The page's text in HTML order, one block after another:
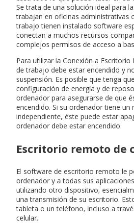
Se trata de una solución ideal para
trabajan en oficinas administrativas
trabajo tienen instalado software
conectan a muchos recursos
complejos permisos de acceso a
Para utilizar la Conexión a
de trabajo debe estar encendido y
suspensión. Es posible que tenga
configuración de energía y de
ordenador para asegurarse de que
encendido. Si su ordenador tiene un
independiente, éste puede estar
ordenador debe estar encendido.
Escritorio remoto de
El software de escritorio remoto le
ordenador y a todas sus
utilizando otro dispositivo,
una transmisión de su escritorio.
tableta o un teléfono, incluso a
celular.